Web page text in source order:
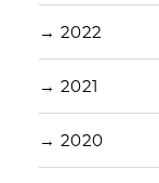
→ 2022
→ 2021
→ 2020